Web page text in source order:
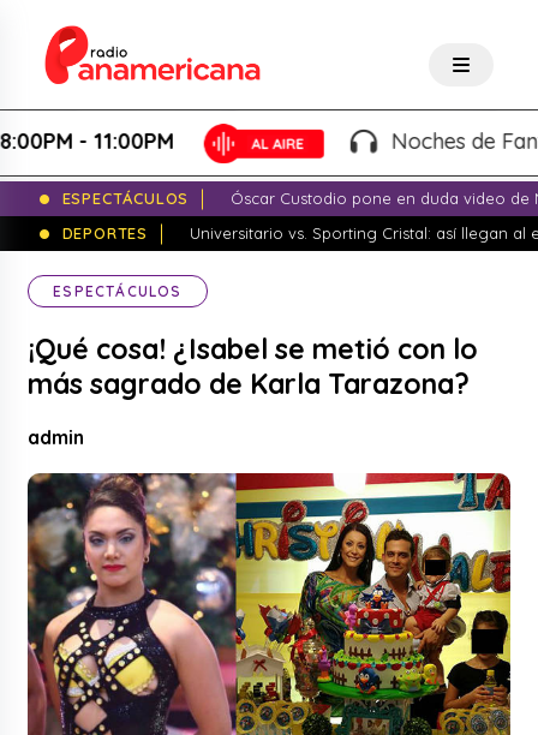
- 11:00PM Noches de
ESPECTÁCULOS
Óscar Custodio pone en duda video de
DEPORTES
Universitario vs. Sporting Cristal: así llegan al
ESPECTÁCULOS
¡Qué cosa! ¿Isabel se metió con lo
más sagrado de Karla Tarazona?
admin